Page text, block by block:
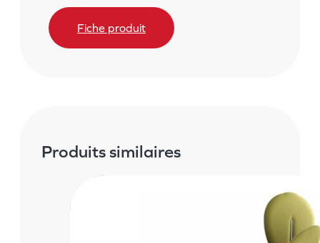
Fiche produit
Produits similaires